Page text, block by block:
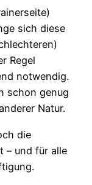
sich diese
Regel
notwendig.
schon genug
Natur.
die
– und für alle